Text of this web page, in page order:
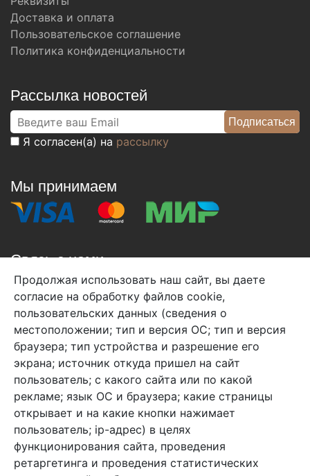
Доставка и оплата
Пользовательское соглашение
Политика конфиденциальности
Рассылка новостей
Я согласен(а) на рассылку
Мы принимаем
Связь с нами
+7 (495) 933-38-08
info@arben-textile.ru- оптовые продажи
Арбен текстиль г. Щелково, пер.
1-й Советский д.25, владение 2.
Мы в соц. сетях
Продолжая использовать наш сайт, вы даете
согласие на обработку файлов cookie,
пользовательских данных (сведения о
местоположении; тип и версия ОС; тип и версия
браузера; тип устройства и разрешение его
экрана; источник откуда пришел на сайт
пользователь; с какого сайта или по какой
рекламе; язык ОС и браузера; какие страницы
открывает и на какие кнопки нажимает
пользователь; ip-адрес) в целях
функционирования сайта, проведения
ретаргетинга и проведения статистических